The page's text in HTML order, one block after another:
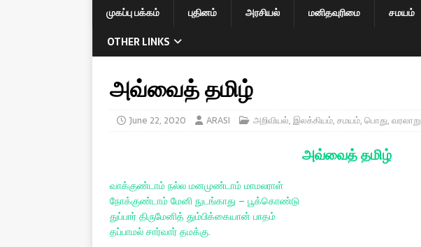
முகப்பு பக்கம் புதினம் அரசியல் மனிதவுரிமை சமயம்
OTHER LINKS
அவ்வைத் தமிழ்
June 22, 2020 ARASI அறிவியல்,இலக்கியம்,சமயம்,பொது,வரலாறு
அவ்வைத் தமிழ்
வாக்குண்டாம் நல்ல மனமுண்டாம் மாமலராள்
நோக்குண்டாம் மேனி நுடங்காது – பூக்கொண்டு
துப்பார் திருமேனித் தும்பிக்கையான் பாதம்
தப்பாமல் சார்வார் தமக்கு.